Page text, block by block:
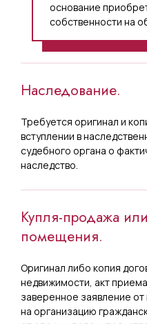
основание
собственности на
Наследование.
Требуется оригинал и
вступлении в
судебного органа о
наследство.
Купля-продажа
помещения.
Оригинал либо копия
недвижимости, акт
заверенное заявление
на организацию